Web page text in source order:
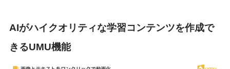
AIがハイクオリティな学習コンテンツを作成で
きるUMU機能